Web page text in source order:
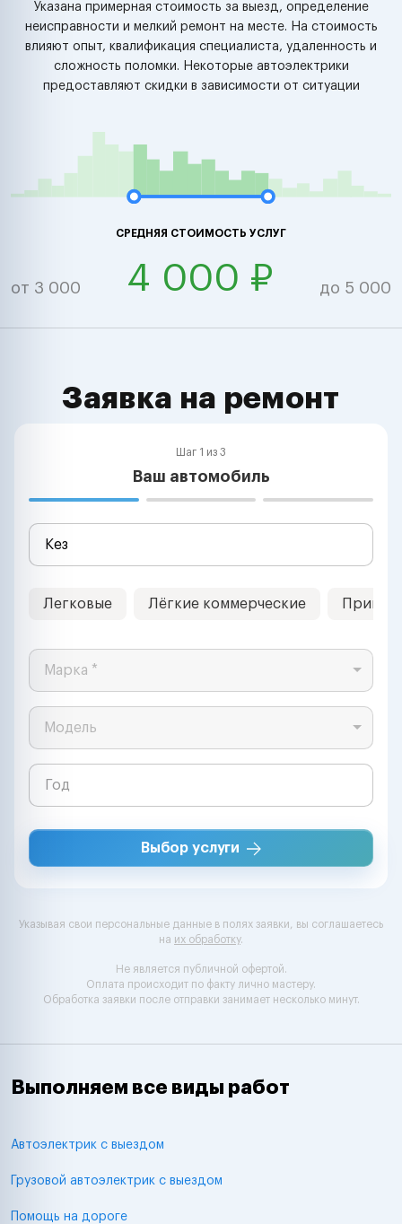
Указана примерная стоимость за выезд, определение
неисправности и мелкий ремонт на месте. На стоимость
влияют опыт, квалификация специалиста, удаленность и
сложность поломки. Некоторые автоэлектрики
предоставляют скидки в зависимости от ситуации
СРЕДНЯЯ СТОИМОСТЬ УСЛУГ
от 3 000 4 000 ₽ до 5 000
Заявка на ремонт
Шаг 1 из 3
Ваш автомобиль
Легковые Лёгкие коммерческие
Марка *
Модель
Выбор услуги
Указывая свои персональные данные в полях заявки, вы соглашаетесь
на их обработку.
Не является публичной офертой.
Оплата происходит по факту лично мастеру.
Обработка заявки после отправки занимает несколько минут.
Выполняем все виды работ
Автоэлектрик с выездом
Грузовой автоэлектрик с выездом
Помощь на дороге